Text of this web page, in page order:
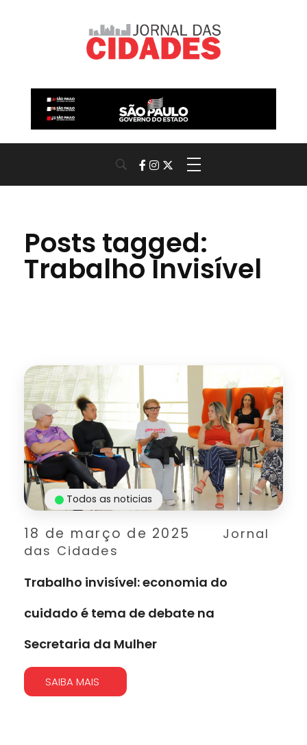
Posts tagged:
Trabalho Invisível
18 de março de 2025
Jornal
das Cidades
Todos as noticias
Trabalho invisível: economia do
cuidado é tema de debate na
Secretaria da Mulher
SAIBA MAIS